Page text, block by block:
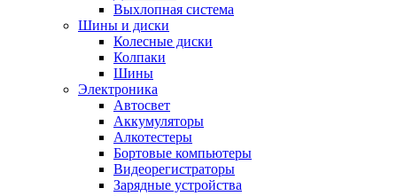
Выхлопная система
Шины и диски
Колесные диски
Колпаки
Шины
Электроника
Автосвет
Аккумуляторы
Алкотестеры
Бортовые компьютеры
Видеорегистраторы
Зарядные устройства